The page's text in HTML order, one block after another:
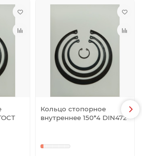
Кольцо стопорное
внутреннее 150*4 DIN472